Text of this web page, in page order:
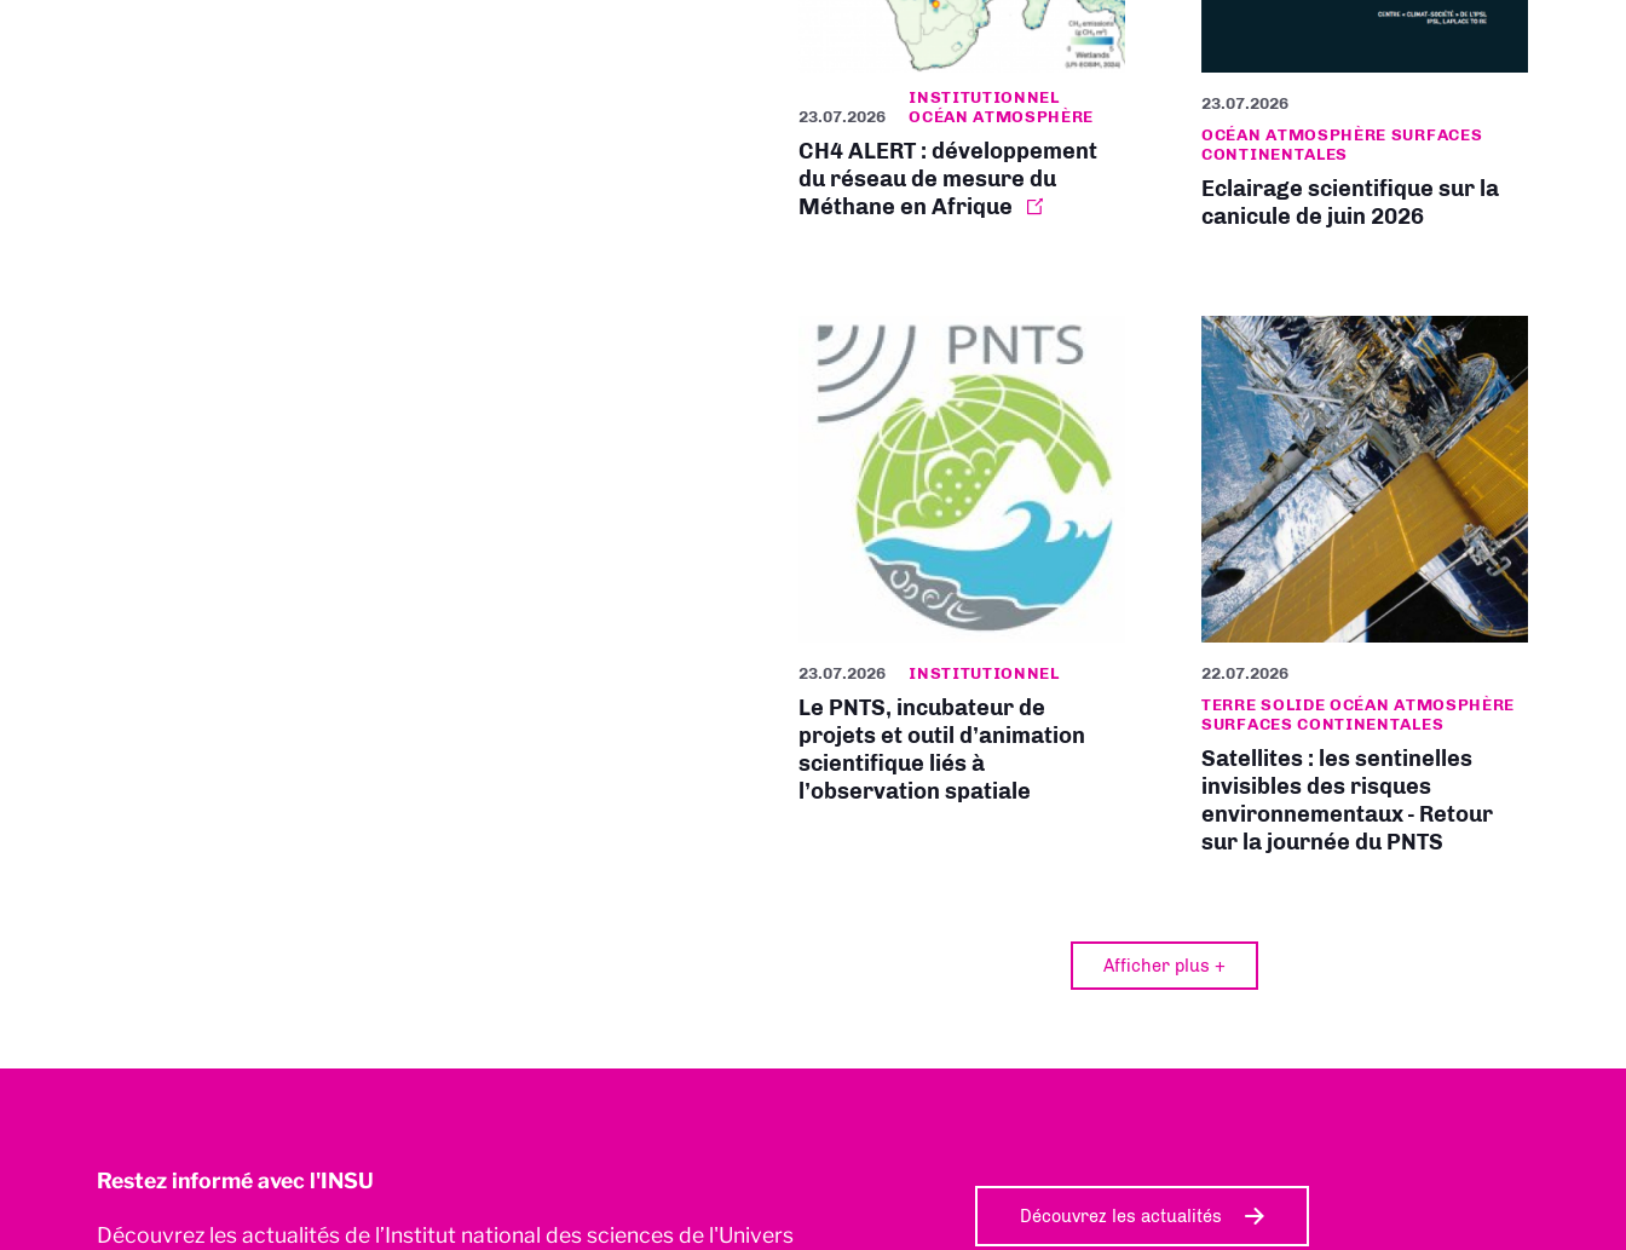
23.07.2026
INSTITUTIONNEL
OCÉAN ATMOSPHÈRE
CH4 ALERT : développement
du réseau de mesure du
Méthane en Afrique
23.07.2026
OCÉAN ATMOSPHÈRE SURFACES
CONTINENTALES
Eclairage scientifique sur la
canicule de juin 2026
23.07.2026 INSTITUTIONNEL
Le PNTS, incubateur de
projets et outil d’animation
scientifique liés à
l’observation spatiale
22.07.2026
TERRE SOLIDE OCÉAN ATMOSPHÈRE
SURFACES CONTINENTALES
Satellites : les sentinelles
invisibles des risques
environnementaux - Retour
sur la journée du PNTS
Afficher plus +
Restez informé avec l'INSU
Découvrez les actualités de l’Institut national des sciences de l'Univers
Découvrez les actualités